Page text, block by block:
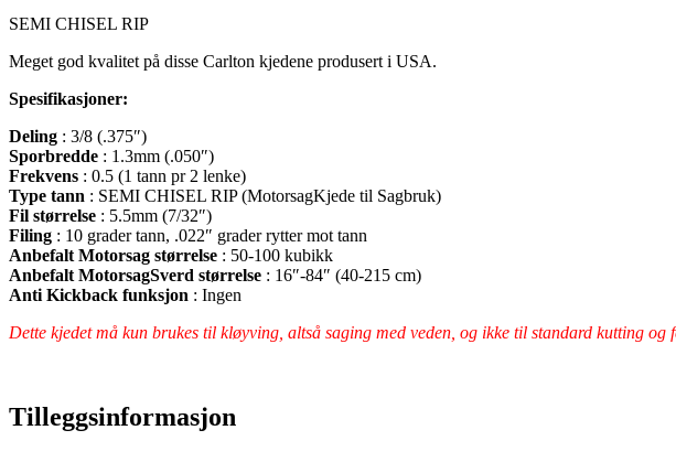
SEMI CHISEL RIP
Meget god kvalitet på disse Carlton kjedene produsert i USA.
Spesifikasjoner:
Deling : 3/8 (.375″)
Sporbredde : 1.3mm (.050″)
Frekvens : 0.5 (1 tann pr 2 lenke)
Type tann : SEMI CHISEL RIP (MotorsagKjede til Sagbruk)
Fil størrelse : 5.5mm (7/32″)
Filing : 10 grader tann, .022″ grader rytter mot tann
Anbefalt Motorsag størrelse : 50-100 kubikk
Anbefalt MotorsagSverd størrelse : 16″-84″ (40-215 cm)
Anti Kickback funksjon : Ingen
Dette kjedet må kun brukes til kløyving, altså saging med veden, og ikke til standard kutting
Tilleggsinformasjon